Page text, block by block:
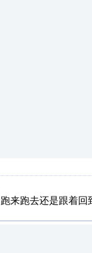
来跑去还是跟着回